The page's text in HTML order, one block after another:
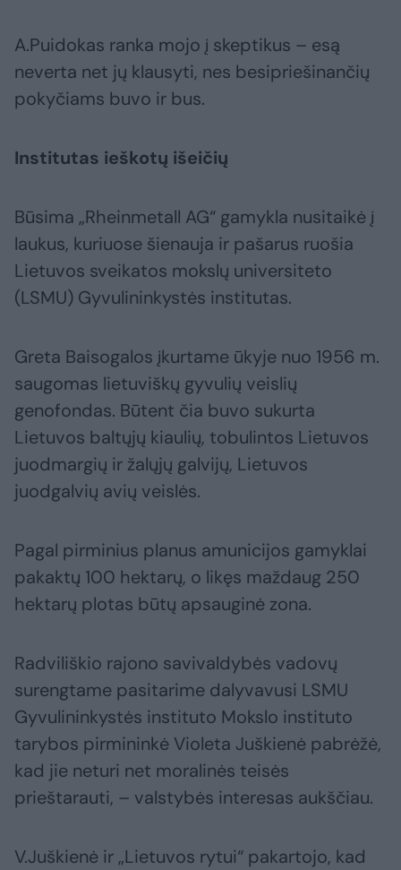
A.Puidokas ranka mojo į skeptikus – esą
neverta net jų klausyti, nes besipriešinančių
pokyčiams buvo ir bus.
Institutas ieškotų išeičių
Būsima „Rheinmetall AG“ gamykla nusitaikė į
laukus, kuriuose šienauja ir pašarus ruošia
Lietuvos sveikatos mokslų universiteto
(LSMU) Gyvulininkystės institutas.
Greta Baisogalos įkurtame ūkyje nuo 1956 m.
saugomas lietuviškų gyvulių veislių
genofondas. Būtent čia buvo sukurta
Lietuvos baltųjų kiaulių, tobulintos Lietuvos
juodmargių ir žalųjų galvijų, Lietuvos
juodgalvių avių veislės.
Pagal pirminius planus amunicijos gamyklai
pakaktų 100 hektarų, o likęs maždaug 250
hektarų plotas būtų apsauginė zona.
Radviliškio rajono savivaldybės vadovų
surengtame pasitarime dalyvavusi LSMU
Gyvulininkystės instituto Mokslo instituto
tarybos pirmininkė Violeta Juškienė pabrėžė,
kad jie neturi net moralinės teisės
prieštarauti, – valstybės interesas aukščiau.
V.Juškienė ir „Lietuvos rytui“ pakartojo, kad